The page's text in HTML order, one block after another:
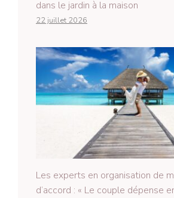
dans le jardin à la maison
22 juillet 2026
Les experts en organisation de
d’accord : « Le couple dépense